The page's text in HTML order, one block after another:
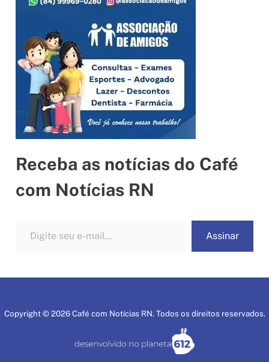
Receba as notícias do Café
com Notícias RN
Assinar
Copyright © 2026 Café com Notícias RN. Todos os direitos reservados.